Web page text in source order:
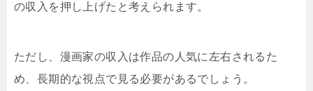
の収入を押し上げたと考えられます。
ただし、漫画家の収入は作品の人気に左右されるた
め、長期的な視点で見る必要があるでしょう。